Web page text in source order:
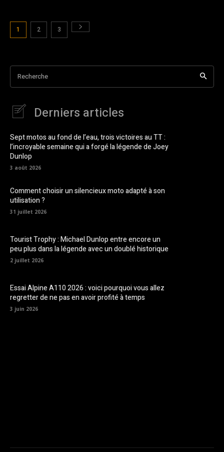
1 2 3
Recherche
Derniers articles
Sept motos au fond de l’eau, trois victoires au TT :
l’incroyable semaine qui a forgé la légende de Joey
Dunlop
3 août 2026
Comment choisir un silencieux moto adapté à son
utilisation ?
31 juillet 2026
Tourist Trophy : Michael Dunlop entre encore un
peu plus dans la légende avec un doublé historique
2 juillet 2026
Essai Alpine A110 2026 : voici pourquoi vous allez
regretter de ne pas en avoir profité à temps
3 juin 2026